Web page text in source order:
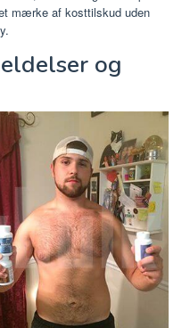
mærke af kosttilskud uden
og